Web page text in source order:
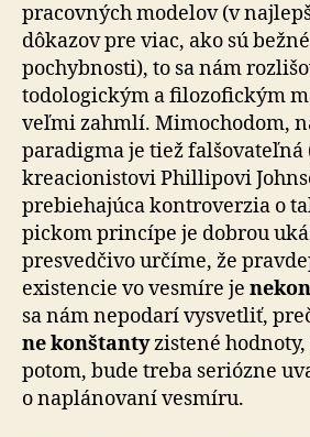
pracovných modelov (v
dôkazov pre viac, ako sú
pochybnosti), to sa nám
to­do­lo­gic­kým a filozofickým
veľmi zahmlí. Mi­mo­cho­dom,
paradigma je tiež falšovateľná
kreacionistovi Phillipovi
pre­bie­ha­jú­ca kontroverzia o
pic­kom prin­cí­pe je dobrou
presvedčivo určíme, že
existencie vo vesmíre je
sa nám nepodarí vysvetliť,
ne konštantyzistené
potom, bude tre­ba seriózne
o naplánovaní vesmíru.